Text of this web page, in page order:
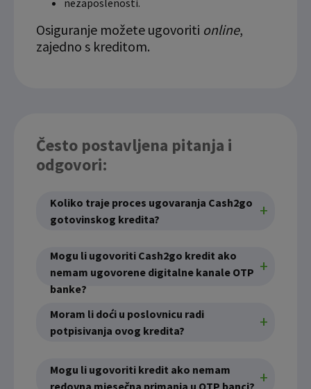
nezaposlenosti.
Osiguranje možete ugovoriti online,
zajedno s kreditom.
Često postavljena pitanja i
odgovori:
Koliko traje proces ugovaranja Cash2go
gotovinskog kredita?
Mogu li ugovoriti Cash2go kredit ako
nemam ugovorene digitalne kanale OTP
banke?
Moram li doći u poslovnicu radi
potpisivanja ovog kredita?
Mogu li ugovoriti kredit ako nemam
redovna mjesečna primanja u OTP banci?
Ovi kolačići nužni su za funkcioniranje internetske stranice i
ne mogu se isključiti u našim sustavima. Uobičajeno se
postavljaju kao odgovor na vaše radnje koje uključuju zahtjev
za uslugama, kao što su postavke kolačića. Svoj preglednik
Detaljnije informacije o kolačićima